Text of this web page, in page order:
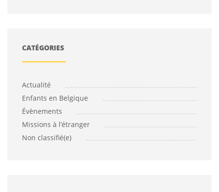
CATÉGORIES
Actualité
Enfants en Belgique
Évènements
Missions à l’étranger
Non classifié(e)